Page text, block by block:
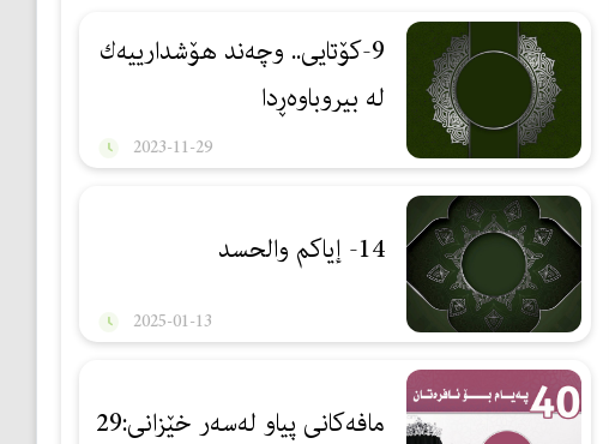
9-كۆتایی.. وچەند هۆشدارییەك
لە بیروباوەڕدا
2023-11-29
14- إياكم والحسد
2025-01-13
مافەكانی پیاو لەسەر خێزانی:29